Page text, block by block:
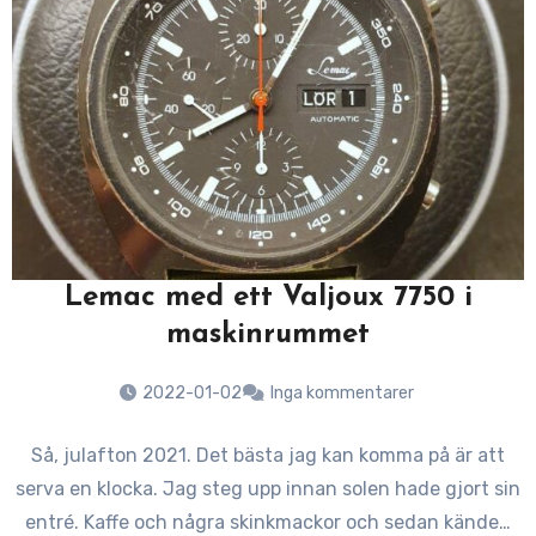
Lemac med ett Valjoux 7750 i
maskinrummet
2022-01-02 Inga kommentarer
Så, julafton 2021. Det bästa jag kan komma på är att
serva en klocka. Jag steg upp innan solen hade gjort sin
entré. Kaffe och några skinkmackor och sedan kände…